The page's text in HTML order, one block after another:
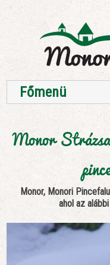
Főmenü
Monor
Monor, Monori
ahol az